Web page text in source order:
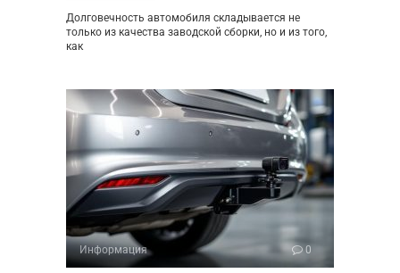
Долговечность автомобиля складывается не
только из качества заводской сборки, но и из того,
как
Информация 0